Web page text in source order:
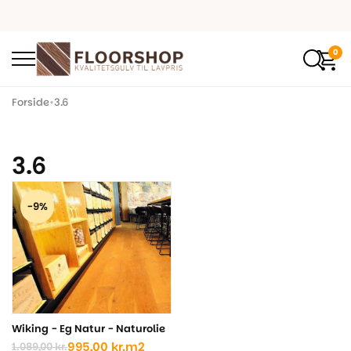
0
Forside•3.6
3.6
-9%
Wiking - Eg Natur - Naturolie
1.089,00kr.995,00 kr.m2